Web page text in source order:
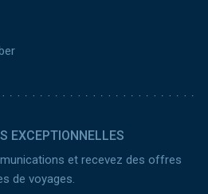
EXCEPTIONNELLES
et recevez des offres
de voyages.